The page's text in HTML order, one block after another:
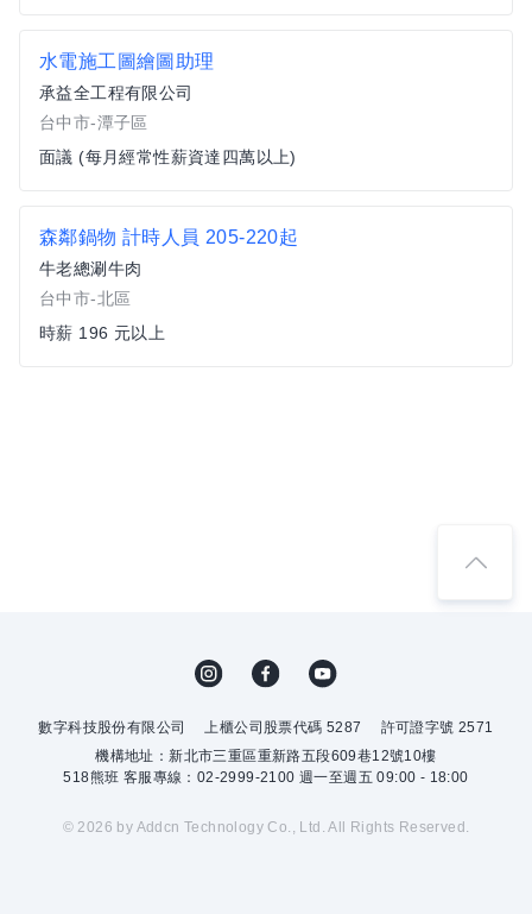
水電施工圖繪圖助理
承益全工程有限公司
台中市-潭子區
面議 (每月經常性薪資達四萬以上)
森鄰鍋物 計時人員 205-220起
牛老總涮牛肉
台中市-北區
時薪 196 元以上
數字科技股份有限公司 上櫃公司股票代碼 5287
許可證字號 2571
機構地址：新北市三重區重新路五段609巷12號10樓
518熊班 客服專線：02-2999-2100 週一至週五 09:00 - 18:00
© 2026 by Addcn Technology Co., Ltd. All Rights Reserved.